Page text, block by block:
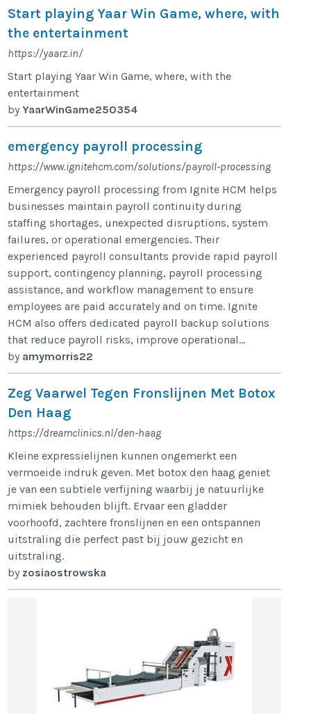
Start playing Yaar Win Game, where, with
the entertainment
https://yaarz.in/
Start playing Yaar Win Game, where, with the
entertainment
byYaarWinGame250354
emergency payroll processing
https://www.ignitehcm.com/solutions/payroll-processing
Emergency payroll processing from Ignite HCM helps
businesses maintain payroll continuity during
staffing shortages, unexpected disruptions, system
failures, or operational emergencies. Their
experienced payroll consultants provide rapid payroll
support, contingency planning, payroll processing
assistance, and workflow management to ensure
employees are paid accurately and on time. Ignite
HCM also offers dedicated payroll backup solutions
that reduce payroll risks, improve operational...
by amymorris22
Zeg Vaarwel Tegen Fronslijnen Met Botox
Den Haag
https://dreamclinics.nl/den-haag
Kleine expressielijnen kunnen ongemerkt een
vermoeide indruk geven. Met botox den haag geniet
je van een subtiele verfijning waarbij je natuurlijke
mimiek behouden blijft. Ervaar een gladder
voorhoofd, zachtere fronslijnen en een ontspannen
uitstraling die perfect past bij jouw gezicht en
uitstraling.
by zosiaostrowska